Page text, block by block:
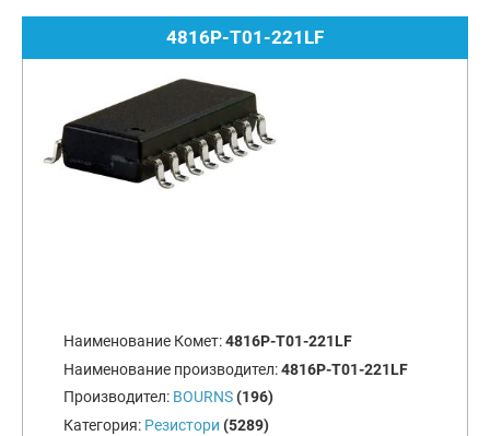
4816P-T01-221LF
Наименование Комет:4816P-T01-221LF
Наименование производител:4816P-T01-221LF
Производител: BOURNS(196)
Категория: Резистори (5289)